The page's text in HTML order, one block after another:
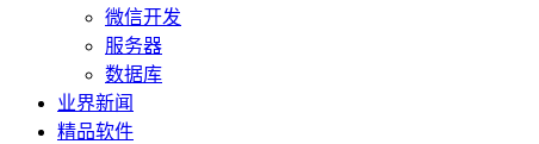
微信开发
服务器
数据库
业界新闻
精品软件